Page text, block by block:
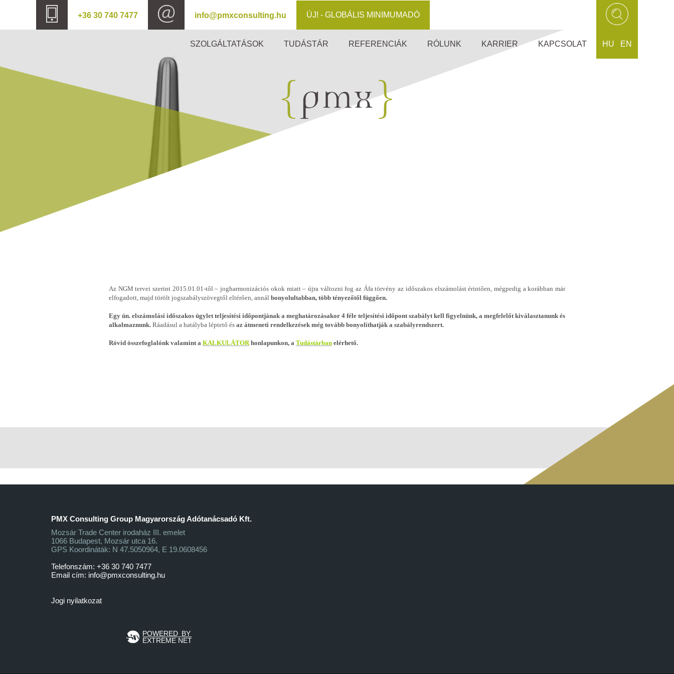
+36 30 740 7477 info@pmxconsulting.hu ÚJ! - GLOBÁLIS MINIMUMADÓ
HU EN
SZOLGÁLTATÁSOK TUDÁSTÁR REFERENCIÁK RÓLUNK KARRIER KAPCSOLAT
Az NGM tervei szerint 2015.01.01-től – jogharmonizációs okok miatt – újra változni fog az Áfa törvény az időszakos elszámolást érintően, mégpedig a korábban már
elfogadott, majd törölt jogszabályszövegtől eltérően, annál bonyolultabban, több tényezőtől függően.
Egy ún. elszámolási időszakos ügylet teljesítési időpontjának a meghatározásakor 4 féle teljesítési időpont szabályt kell figyelnünk, a megfelelőt kiválasztanunk és
alkalmaznunk. Ráadásul a hatályba léptető és az átmeneti rendelkezések még tovább bonyolíthatják a szabályrendszert.
Rövid összefoglalónk valamint a KALKULÁTOR honlapunkon, a Tudástárban elérhető.
PMX Consulting Group Magyarország Adótanácsadó Kft.
Mozsár Trade Center irodaház III. emelet
1066 Budapest, Mozsár utca 16.
GPS Koordináták: N 47.5050964, E 19.0608456
Telefonszám: +36 30 740 7477
Email cím: info@pmxconsulting.hu
Jogi nyilatkozat